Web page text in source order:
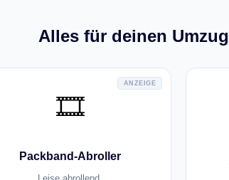
Alles für deinen
ANZEIGE
🎞️
Packband-Abroller